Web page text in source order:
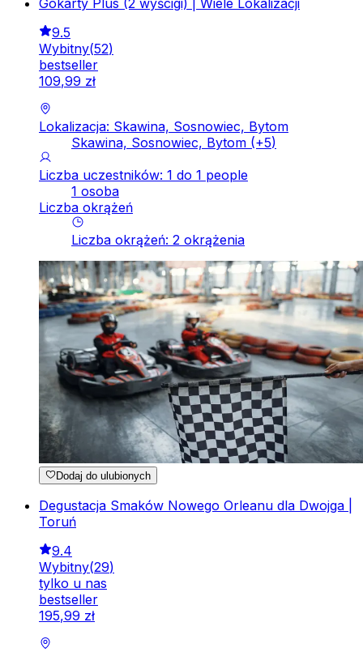
Gokarty Plus (2 wyścigi) | Wiele Lokalizacji
9.5
Wybitny(52)
bestseller
109,99 zł
Lokalizacja: Skawina, Sosnowiec, Bytom
Skawina, Sosnowiec, Bytom (+5)
Liczba uczestników: 1 do 1 people
1 osoba
Liczba okrążeń
Liczba okrążeń: 2 okrążenia
Dodaj do ulubionych
Degustacja Smaków Nowego Orleanu dla Dwojga |
Toruń
9.4
Wybitny(29)
tylko u nas
bestseller
195,99 zł